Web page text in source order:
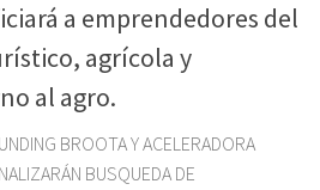
a emprendedores del
agrícola y
al agro.
BROOTA Y ACELERADORA
BUSQUEDA DE